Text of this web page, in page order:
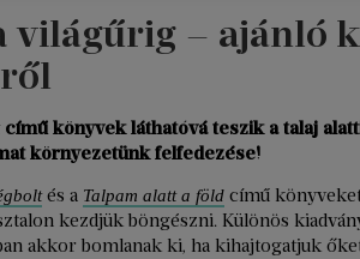
világűrig – ajánló
című könyvek láthatóvá teszik a talaj
környezetünk felfedezése!
és a Talpam alatt a föld című
kezdjük böngészni. Különös
akkor bomlanak ki, ha kihajtogatjuk